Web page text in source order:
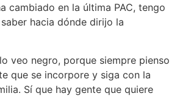
cambiado en la última PAC, tengo
hacia dónde dirijo la
veo negro, porque siempre pienso
que se incorpore y siga con la
Sí que hay gente que quiere